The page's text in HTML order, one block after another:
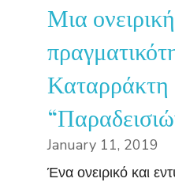
Μια ονειρική
Καταρράκτη
January 11, 2019
Ένα ονειρικό και